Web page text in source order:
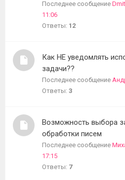
Последнее сообщение
11:06
Ответы: 12
Как НЕ уведомлять
задачи??
Последнее сообщение
Ответы: 3
Возможность выбора
обработки писем
Последнее сообщение
17:15
Ответы: 7